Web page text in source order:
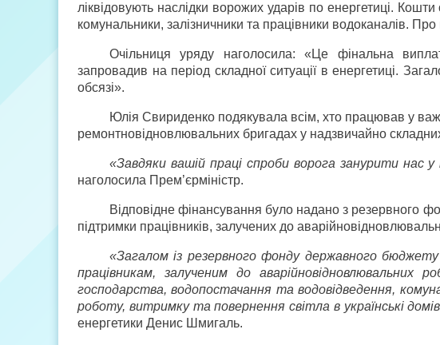
ліквідовують наслідки ворожих ударів по енергетиці.
комунальники, залізничники та працівники водоканалів.
Очільниця уряду наголосила: «Це фінальна
запровадив на період складної ситуації в енергетиці.
обсязі».
Юлія Свириденко подякувала всім, хто працював у
ремонтно­відновлювальних бригадах у надзвичайно
«Завдяки вашій праці спроби ворога занурити нас
наголосила Прем’єр­міністр.
Відповідне фінансування було надано з резервного
підтримки працівників, залучених до
«Загалом із резервного фонду державного
працівникам, залученим до аварійно­відновлювальних
господарства, водопостачання та водовідведення,
роботу, витримку та повернення світла в українські
енергетики Денис Шмигаль.